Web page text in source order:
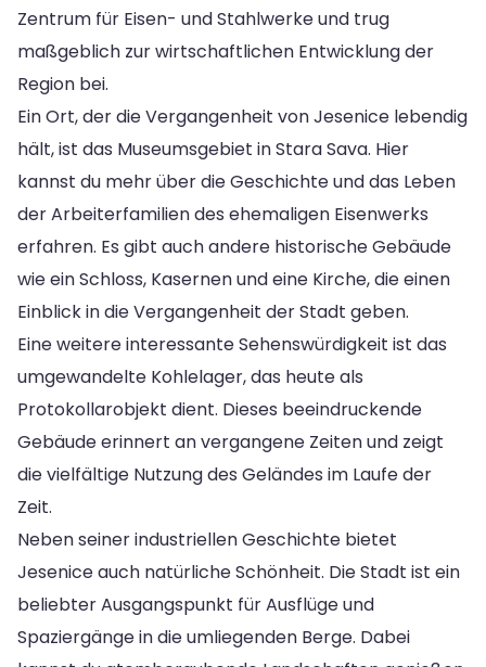
Zentrum für Eisen- und Stahlwerke und trug
maßgeblich zur wirtschaftlichen Entwicklung der
Region bei.
Ein Ort, der die Vergangenheit von Jesenice lebendig
hält, ist das Museumsgebiet in Stara Sava. Hier
kannst du mehr über die Geschichte und das Leben
der Arbeiterfamilien des ehemaligen Eisenwerks
erfahren. Es gibt auch andere historische Gebäude
wie ein Schloss, Kasernen und eine Kirche, die einen
Einblick in die Vergangenheit der Stadt geben.
Eine weitere interessante Sehenswürdigkeit ist das
umgewandelte Kohlelager, das heute als
Protokollarobjekt dient. Dieses beeindruckende
Gebäude erinnert an vergangene Zeiten und zeigt
die vielfältige Nutzung des Geländes im Laufe der
Zeit.
Neben seiner industriellen Geschichte bietet
Jesenice auch natürliche Schönheit. Die Stadt ist ein
beliebter Ausgangspunkt für Ausflüge und
Spaziergänge in die umliegenden Berge. Dabei